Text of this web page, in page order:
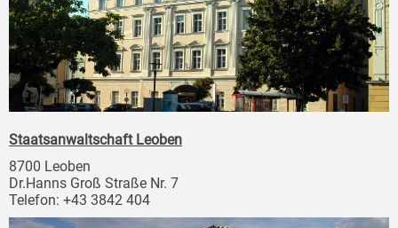
Staatsanwaltschaft Leoben
8700 Leoben
Dr.Hanns Groß Straße Nr. 7
Telefon: +43 3842 404